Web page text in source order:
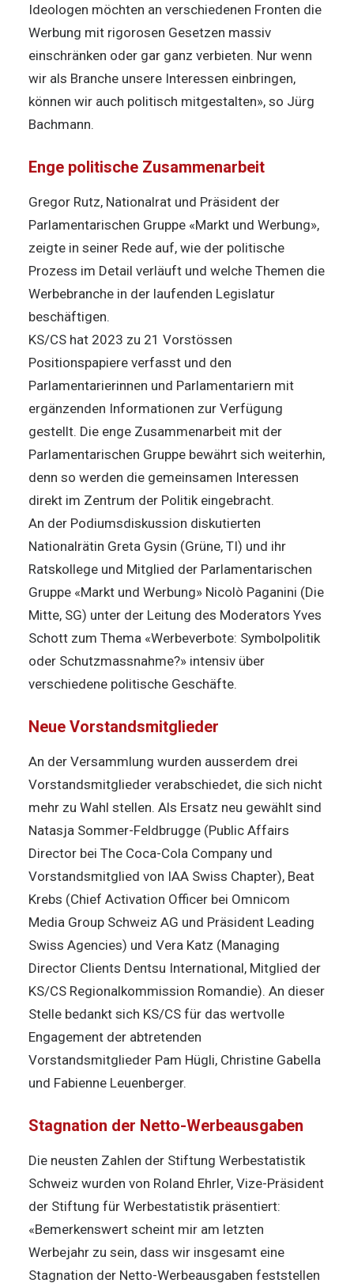
Ideologen möchten an verschiedenen Fronten die
Werbung mit rigorosen Gesetzen massiv
einschränken oder gar ganz verbieten. Nur wenn
wir als Branche unsere Interessen einbringen,
können wir auch politisch mitgestalten», so Jürg
Bachmann.
Enge politische Zusammenarbeit
Gregor Rutz, Nationalrat und Präsident der
Parlamentarischen Gruppe «Markt und Werbung»,
zeigte in seiner Rede auf, wie der politische
Prozess im Detail verläuft und welche Themen die
Werbebranche in der laufenden Legislatur
beschäftigen.
KS/CS hat 2023 zu 21 Vorstössen
Positionspapiere verfasst und den
Parlamentarierinnen und Parlamentariern mit
ergänzenden Informationen zur Verfügung
gestellt. Die enge Zusammenarbeit mit der
Parlamentarischen Gruppe bewährt sich weiterhin,
denn so werden die gemeinsamen Interessen
direkt im Zentrum der Politik eingebracht.
An der Podiumsdiskussion diskutierten
Nationalrätin Greta Gysin (Grüne, TI) und ihr
Ratskollege und Mitglied der Parlamentarischen
Gruppe «Markt und Werbung» Nicolò Paganini (Die
Mitte, SG) unter der Leitung des Moderators Yves
Schott zum Thema «Werbeverbote: Symbolpolitik
oder Schutzmassnahme?» intensiv über
verschiedene politische Geschäfte.
Neue Vorstandsmitglieder
An der Versammlung wurden ausserdem drei
Vorstandsmitglieder verabschiedet, die sich nicht
mehr zu Wahl stellen. Als Ersatz neu gewählt sind
Natasja Sommer-Feldbrugge (Public Affairs
Director bei The Coca-Cola Company und
Vorstandsmitglied von IAA Swiss Chapter), Beat
Krebs (Chief Activation Officer bei Omnicom
Media Group Schweiz AG und Präsident Leading
Swiss Agencies) und Vera Katz (Managing
Director Clients Dentsu International, Mitglied der
KS/CS Regionalkommission Romandie). An dieser
Stelle bedankt sich KS/CS für das wertvolle
Engagement der abtretenden
Vorstandsmitglieder Pam Hügli, Christine Gabella
und Fabienne Leuenberger.
Stagnation der Netto-Werbeausgaben
Die neusten Zahlen der Stiftung Werbestatistik
Schweiz wurden von Roland Ehrler, Vize-Präsident
der Stiftung für Werbestatistik präsentiert:
«Bemerkenswert scheint mir am letzten
Werbejahr zu sein, dass wir insgesamt eine
Stagnation der Netto-Werbeausgaben feststellen